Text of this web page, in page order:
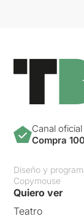
Canal
Compra
Diseño y
Copymouse
Quiero ver
Teatro